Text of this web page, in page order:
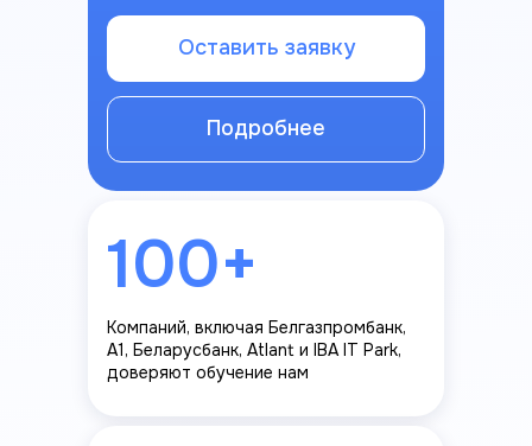
100+
Компаний, включая Белгазпромбанк,
A1, Беларусбанк, Atlant и IBA IT Park,
доверяют обучение нам
Подробнее
Оставить заявку